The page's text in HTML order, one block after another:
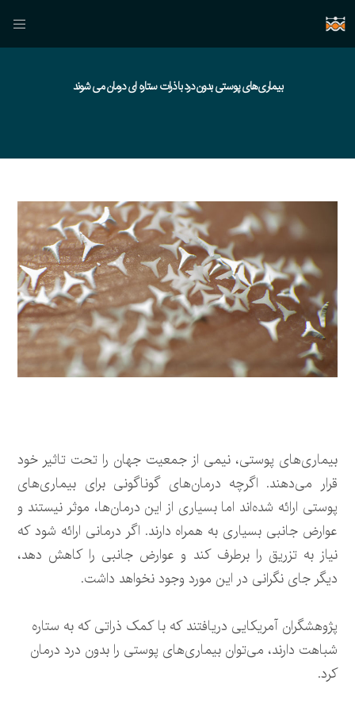
بیماری‌های پوستی بدون درد با ذرات ستاره ای درمان می شوند
بیماری‌های پوستی، نیمی از جمعیت جهان را تحت تاثیر خود
قرار می‌دهند. اگرچه درمان‌های گوناگونی برای بیماری‌های
پوستی ارائه شده‌اند اما بسیاری از این درمان‌ها، موثر نیستند و
عوارض جانبی بسیاری به همراه دارند. اگر درمانی ارائه شود که
نیاز به تزریق را برطرف کند و عوارض جانبی را کاهش دهد،
دیگر جای نگرانی در این مورد وجود نخواهد داشت.
پژوهشگران آمریکایی دریافتند که با کمک ذراتی که به ستاره
شباهت دارند، می‌توان بیماری‌های پوستی را بدون درد درمان
کرد.